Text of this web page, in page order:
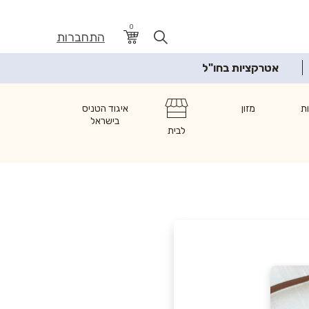
0
התחברות
אטרקציות בחו"ל
מזון
לבית
איגוד הטניס
בישראל